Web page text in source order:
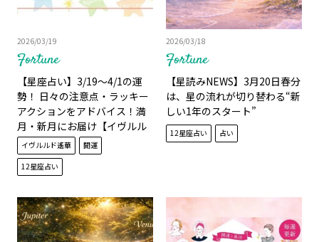
Fortune
2026/03/19
【星座占い】3/19～4/1の運
勢！ 日々の注意点・ラッキー
アクションをアドバイス！満
月・新月にお届け【イヴルル
ド遙華】
イヴルルド遙華
開運
12星座占い
Fortune
2026/03/18
【星読みNEWS】3月20日春分
は、星の流れが切り替わる“新
しい1年のスタート”
12星座占い 占い